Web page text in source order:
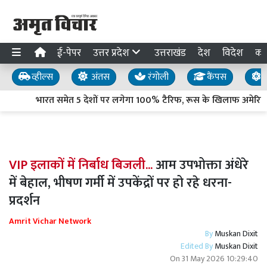
ई-पेपर उत्तर प्रदेश उत्तराखंड देश विदेश
व्हील्स अंतस रंगोली कैंपस
भारत समेत 5 देशों पर लगेगा 100% टैरिफ, रूस के खिलाफ
VIP इलाकों में निर्बाध बिजली...आम उपभोक्ता अंधेरे
में बेहाल, भीषण गर्मी में उपकेंद्रों पर हो रहे धरना-
प्रदर्शन
Amrit Vichar Network
ByMuskan Dixit
Edited ByMuskan Dixit
On31 May 2026 10:29:40